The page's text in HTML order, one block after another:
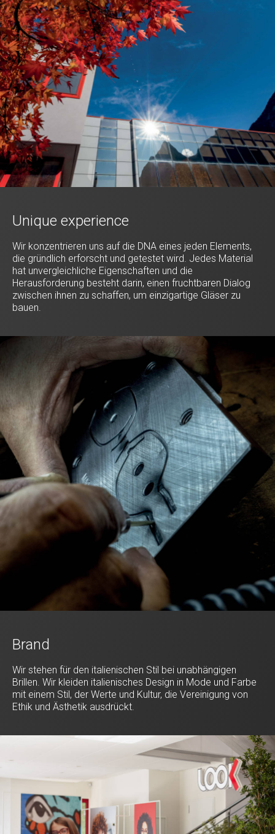
Unique experience
Wir konzentrieren uns auf die DNA eines jeden Elements,
die gründlich erforscht und getestet wird. Jedes Material
hat unvergleichliche Eigenschaften und die
Herausforderung besteht darin, einen fruchtbaren Dialog
zwischen ihnen zu schaffen, um einzigartige Gläser zu
bauen.
Brand
Wir stehen für den italienischen Stil bei unabhängigen
Brillen. Wir kleiden italienisches Design in Mode und Farbe
mit einem Stil, der Werte und Kultur, die Vereinigung von
Ethik und Ästhetik ausdrückt.